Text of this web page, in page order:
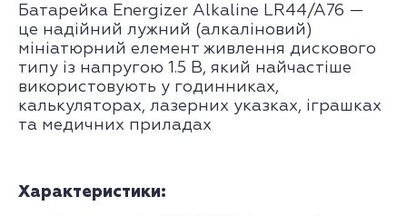
Батарейка Energizer Alkaline LR44/A76 —
це надійний лужний (алкаліновий)
мініатюрний елемент живлення дискового
типу із напругою 1.5 В, який найчастіше
використовують у годинниках,
калькуляторах, лазерних указках, іграшках
та медичних приладах
Характеристики: